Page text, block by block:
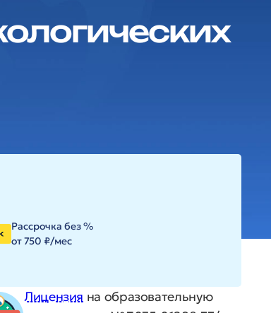
Рассрочка без %
от 750 ₽/мес
Лицензия на образовательную